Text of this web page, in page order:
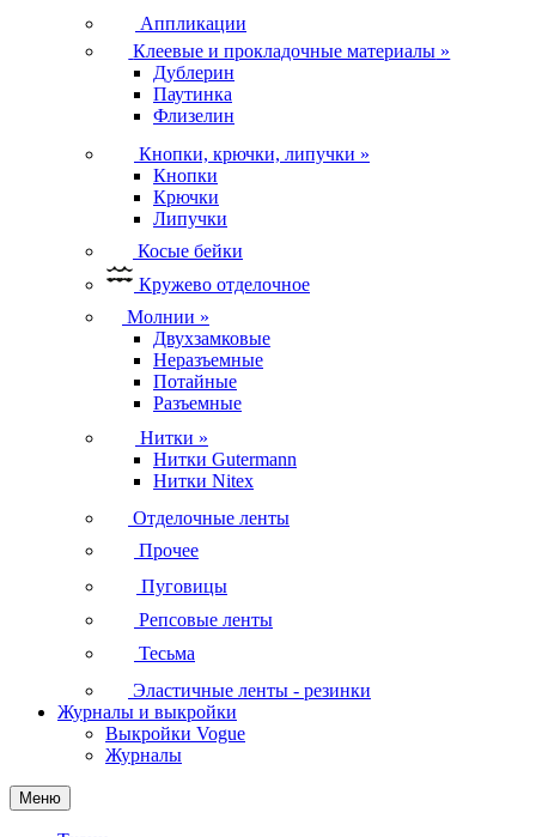
Аппликации
Клеевые и прокладочные материалы »
Дублерин
Паутинка
Флизелин
Кнопки, крючки, липучки »
Кнопки
Крючки
Липучки
Косые бейки
Кружево отделочное
Молнии »
Двухзамковые
Неразъемные
Потайные
Разъемные
Нитки »
Нитки Gutermann
Нитки Nitex
Отделочные ленты
Прочее
Пуговицы
Репсовые ленты
Тесьма
Эластичные ленты - резинки
Журналы и выкройки
Выкройки Vogue
Журналы
Меню